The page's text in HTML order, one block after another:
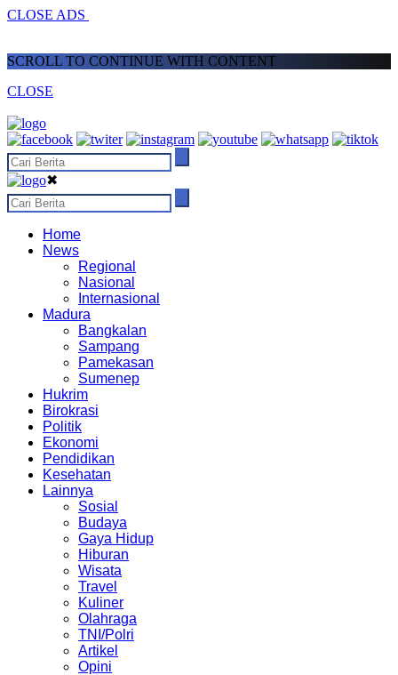
CLOSE ADS
SCROLL TO CONTINUE WITH CONTENT
CLOSE
✖
Home
News
Regional
Nasional
Internasional
Madura
Bangkalan
Sampang
Pamekasan
Sumenep
Hukrim
Birokrasi
Politik
Ekonomi
Pendidikan
Kesehatan
Lainnya
Sosial
Budaya
Gaya Hidup
Hiburan
Wisata
Travel
Kuliner
Olahraga
TNI/Polri
Artikel
Opini